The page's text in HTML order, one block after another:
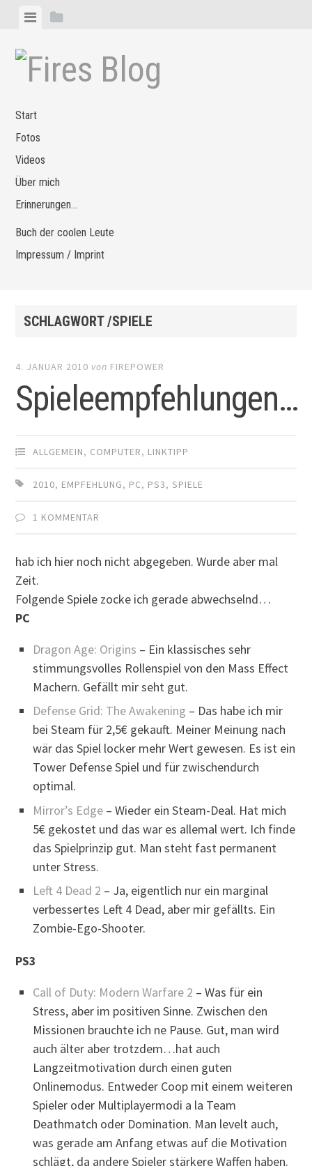
Zum
springen
MenüSeitenleiste
Start
Fotos
Videos
Über mich
Erinnerungen…
Buch der coolen Leute
Impressum / Imprint
SCHLAGWORT /SPIELE
4. JANUAR 2010 von FIREPOWER
Spieleempfehlungen…
ALLGEMEIN, COMPUTER, LINKTIPP
2010, EMPFEHLUNG, PC, PS3,SPIELE
1 KOMMENTAR
hab ich hier noch nicht abgegeben. Wurde aber mal
Zeit.
Folgende Spiele zocke ich gerade abwechselnd…
PC
Dragon Age: Origins – Ein klassisches sehr
stimmungsvolles Rollenspiel von den Mass Effect
Machern. Gefällt mir seht gut.
Defense Grid: The Awakening – Das habe ich mir
bei Steam für 2,5€ gekauft. Meiner Meinung nach
wär das Spiel locker mehr Wert gewesen. Es ist ein
Tower Defense Spiel und für zwischendurch
optimal.
Mirror’s Edge – Wieder ein Steam-Deal. Hat mich
5€ gekostet und das war es allemal wert. Ich finde
das Spielprinzip gut. Man steht fast permanent
unter Stress.
Left 4 Dead 2 – Ja, eigentlich nur ein marginal
verbessertes Left 4 Dead, aber mir gefällts. Ein
Zombie-Ego-Shooter.
PS3
Call of Duty: Modern Warfare 2 – Was für ein
Stress, aber im positiven Sinne. Zwischen den
Missionen brauchte ich ne Pause. Gut, man wird
auch älter aber trotzdem…hat auch
Langzeitmotivation durch einen guten
Onlinemodus. Entweder Coop mit einem weiteren
Spieler oder Multiplayermodi a la Team
Deathmatch oder Domination. Man levelt auch,
was gerade am Anfang etwas auf die Motivation
schlägt, da andere Spieler stärkere Waffen haben.